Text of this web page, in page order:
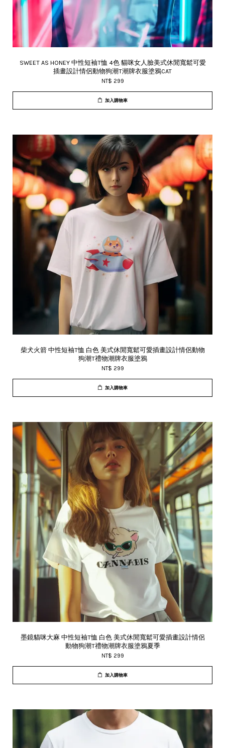
SWEET AS HONEY 中性短袖T恤 4色 貓咪女人臉美式休閒寬鬆可愛
插畫設計情侶動物狗潮T潮牌衣服塗鴉CAT
NT$ 299
加入購物車
柴犬火箭 中性短袖T恤 白色 美式休閒寬鬆可愛插畫設計情侶動物
狗潮T禮物潮牌衣服塗鴉
NT$ 299
加入購物車
墨鏡貓咪大麻 中性短袖T恤 白色 美式休閒寬鬆可愛插畫設計情侶
動物狗潮T禮物潮牌衣服塗鴉夏季
NT$ 299
加入購物車